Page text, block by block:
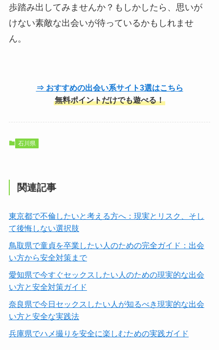
歩踏み出してみませんか？もしかしたら、思いが
けない素敵な出会いが待っているかもしれませ
ん。
⇒ おすすめの出会い系サイト3選はこちら
無料ポイントだけでも遊べる！
石川県
関連記事
東京都で不倫したいと考える方へ：現実とリスク、そし
て後悔しない選択肢
鳥取県で童貞を卒業したい人のための完全ガイド：出会
い方から安全対策まで
愛知県で今すぐセックスしたい人のための現実的な出会
い方と安全対策ガイド
奈良県で今日セックスしたい人が知るべき現実的な出会
い方と安全な実践法
兵庫県でハメ撮りを安全に楽しむための実践ガイド